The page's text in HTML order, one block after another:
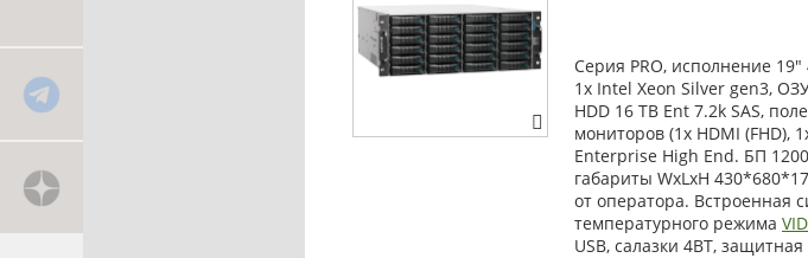
Серия PRO, исполнение 19"
1x Intel Xeon Silver gen3,
HDD 16 TB Ent 7.2k SAS,
мониторов (1x HDMI (FHD),
Enterprise High End. БП
габариты WxLxH
от оператора. Встроенная
температурного режима
USB, салазки 4BT,